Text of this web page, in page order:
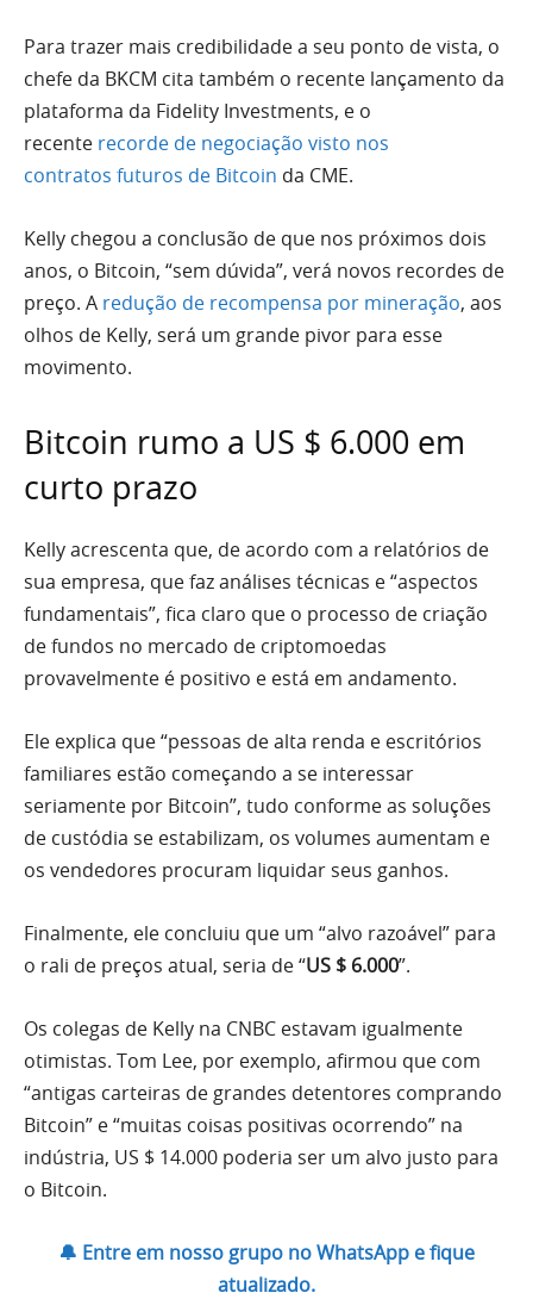
Para trazer mais credibilidade a seu ponto de vista, o
chefe da BKCM cita também o recente lançamento da
plataforma da Fidelity Investments, e o
recente recorde de negociação visto nos
contratos futuros de Bitcoin da CME.
Kelly chegou a conclusão de que nos próximos dois
anos, o Bitcoin, “sem dúvida”, verá novos recordes de
preço. A redução de recompensa por mineração, aos
olhos de Kelly, será um grande pivor para esse
movimento.
Bitcoin rumo a US $ 6.000 em
curto prazo
Kelly acrescenta que, de acordo com a relatórios de
sua empresa, que faz análises técnicas e “aspectos
fundamentais”, fica claro que o processo de criação
de fundos no mercado de criptomoedas
provavelmente é positivo e está em andamento.
Ele explica que “pessoas de alta renda e escritórios
familiares estão começando a se interessar
seriamente por Bitcoin”, tudo conforme as soluções
de custódia se estabilizam, os volumes aumentam e
os vendedores procuram liquidar seus ganhos.
Finalmente, ele concluiu que um “alvo razoável” para
o rali de preços atual, seria de “US $ 6.000”.
Os colegas de Kelly na CNBC estavam igualmente
otimistas. Tom Lee, por exemplo, afirmou que com
“antigas carteiras de grandes detentores comprando
Bitcoin” e “muitas coisas positivas ocorrendo” na
indústria, US $ 14.000 poderia ser um alvo justo para
o Bitcoin.
🔔 Entre em nosso grupo no WhatsApp e fique
atualizado.